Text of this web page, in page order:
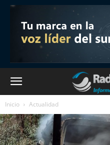
Inicio Actualidad